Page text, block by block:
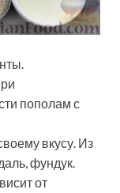
пополам с
вкусу. Из
фундук.
от